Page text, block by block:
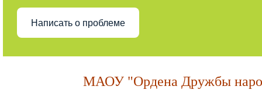
Написать о проблеме
МАОУ "Ордена Дружбы